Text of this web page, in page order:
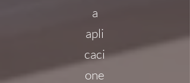
a
apli
caci
one